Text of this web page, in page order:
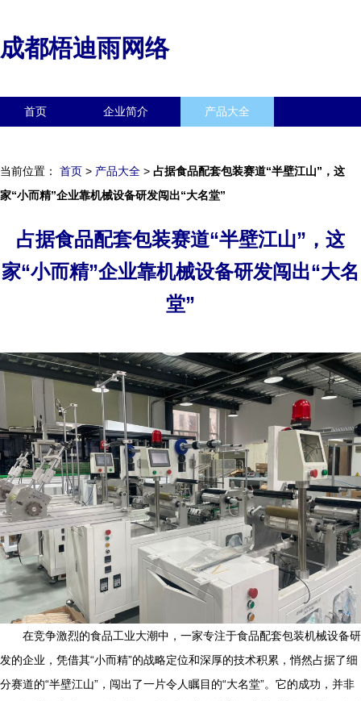
成都梧迪雨网络
首页 企业简介 产品大全
当前位置： 首页 > 产品大全 > 占据食品配套包装赛道“半壁江山”，这
家“小而精”企业靠机械设备研发闯出“大名堂”
占据食品配套包装赛道“半壁江山”，这
家“小而精”企业靠机械设备研发闯出“大名
堂”
在竞争激烈的食品工业大潮中，一家专注于食品配套包装机械设备研
发的企业，凭借其“小而精”的战略定位和深厚的技术积累，悄然占据了细
分赛道的“半壁江山”，闯出了一片令人瞩目的“大名堂”。它的成功，并非